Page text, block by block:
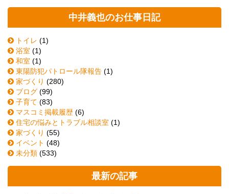
中井義也のお仕事日記
トイレ (1)
浴室 (1)
和室 (1)
東陽防犯パトロール隊報告 (1)
家づくり (280)
ブログ (99)
子育て (83)
マスコミ掲載履歴 (6)
住宅の悩みとトラブル相談室 (1)
家づくり (55)
イベント (48)
未分類 (533)
最新の記事